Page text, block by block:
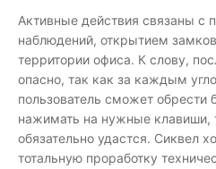
Активные действия связаны с
наблюдений, открытием
территории офиса. К слову,
опасно, так как за каждым
пользователь сможет обрести
нажимать на нужные клавиши,
обязательно удастся. Сиквел
тотальную проработку